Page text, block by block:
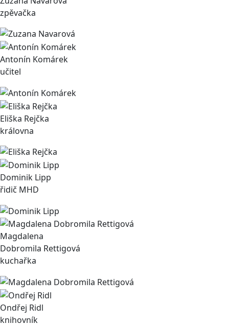
zpěvačka
Antonín Komárek
učitel
Eliška Rejčka
královna
Dominik Lipp
řidič MHD
Magdalena
Dobromila Rettigová
kuchařka
Ondřej Ridl
knihovník